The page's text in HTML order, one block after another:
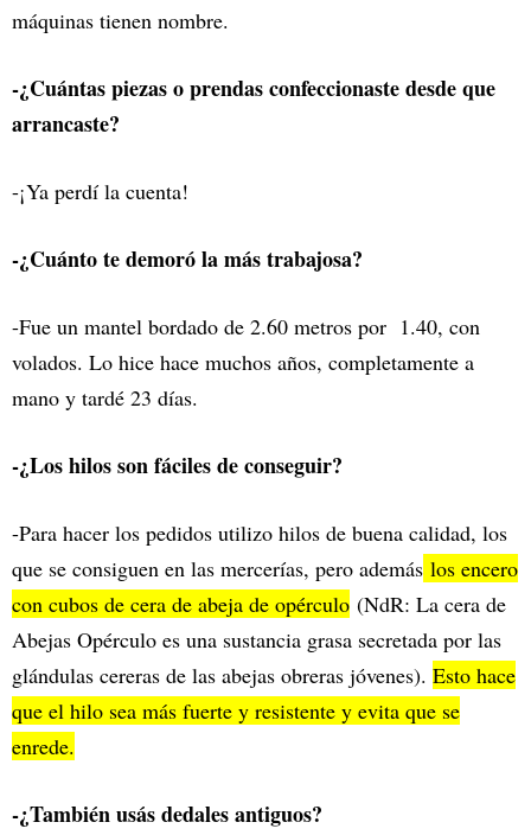
máquinas tienen nombre.
-¿Cuántas piezas o prendas confeccionaste desde que
arrancaste?
-¡Ya perdí la cuenta!
-¿Cuánto te demoró la más trabajosa?
-Fue un mantel bordado de 2.60 metros por 1.40, con
volados. Lo hice hace muchos años, completamente a
mano y tardé 23 días.
-¿Los hilos son fáciles de conseguir?
-Para hacer los pedidos utilizo hilos de buena calidad, los
que se consiguen en las mercerías, pero además los encero
con cubos de cera de abeja de opérculo (NdR: La cera de
Abejas Opérculo es una sustancia grasa secretada por las
glándulas cereras de las abejas obreras jóvenes). Esto hace
que el hilo sea más fuerte y resistente y evita que se
enrede.
-¿También usás dedales antiguos?